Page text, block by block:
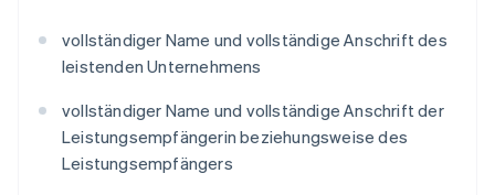
vollständiger Name und vollständige Anschrift des
leistenden Unternehmens
vollständiger Name und vollständige Anschrift der
Leistungsempfängerin beziehungsweise des
Leistungsempfängers